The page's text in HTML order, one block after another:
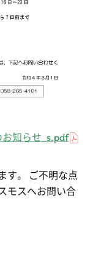
知らせ_s.pdf
す。 ご不明な点
モスへお問い合